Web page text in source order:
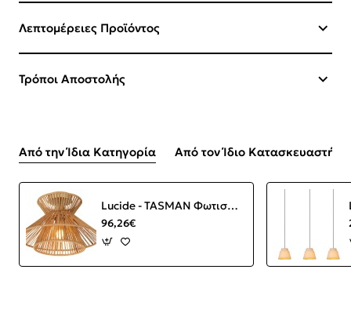
Λεπτομέρειες Προϊόντος
Τρόποι Αποστολής
Από την Ίδια Κατηγορία Από τον Ίδιο Κατασκευαστή
Lucide - TASMAN Φωτιστικό Οροφής Ε27, Ξύλο Φυσικό χρώμα-Χρυσό
96,26€